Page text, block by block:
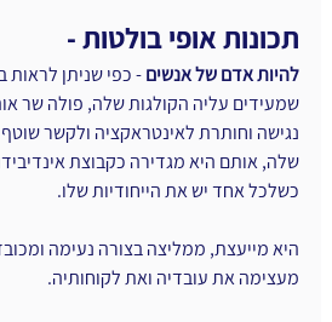
תכונות אופי בולטות -
להיות אדם של אנשים - כפי שניתן לראות
שמעידים עליה הקולגות שלה, פולה שר
נגישה וחותרת לאינטראקציה ולקשר
שלה, אותם היא מגדירה כקבוצת
כשלכל אחד יש את הייחודיות שלו.
היא מייעצת, ממליצה בצורה נעימה
מעצימה את עובדיה ואת לקוחותיה.